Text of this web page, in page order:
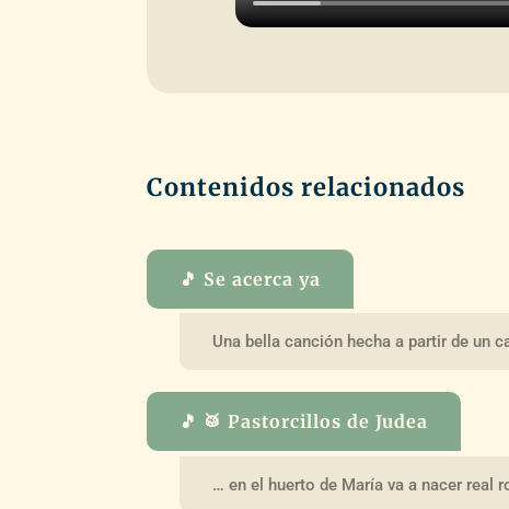
Contenidos relacionados
🎵 Se acerca ya
Una bella canción hecha a partir de un
🎵 🥁 Pastorcillos de Judea
… en el huerto de María va a nacer real